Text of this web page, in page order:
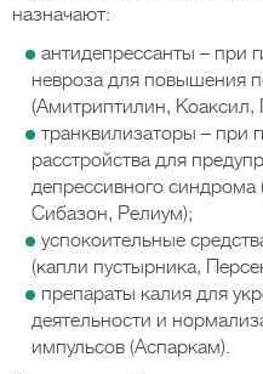
назначают:
антидепрессанты – при
невроза для повышения
(Амитриптилин, Коаксил,
транквилизаторы – при
расстройства для
депрессивного
Сибазон, Релиум);
успокоительные
(капли пустырника,
препараты калия для
деятельности и
импульсов (Аспаркам).